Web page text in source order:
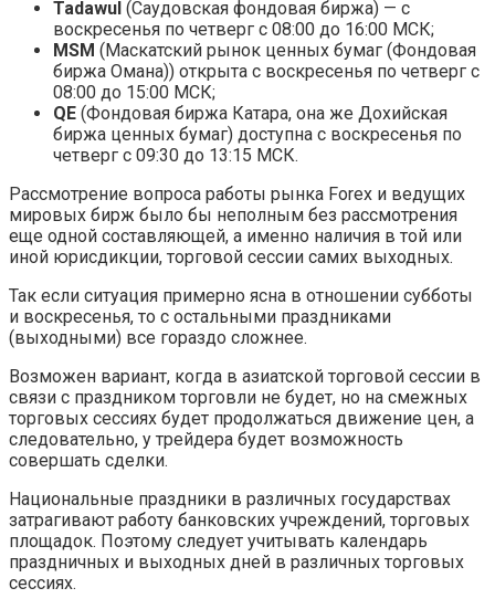
Tadawul (Саудовская фондовая биржа) — с
воскресенья по четверг с 08:00 до 16:00 МСК;
MSM (Маскатский рынок ценных бумаг (Фондовая
биржа Омана)) открыта с воскресенья по четверг с
08:00 до 15:00 МСК;
QE (Фондовая биржа Катара, она же Дохийская
биржа ценных бумаг) доступна с воскресенья по
четверг c 09:30 до 13:15 МСК.
Рассмотрение вопроса работы рынка Forex и ведущих
мировых бирж было бы неполным без рассмотрения
еще одной составляющей, а именно наличия в той или
иной юрисдикции, торговой сессии самих выходных.
Так если ситуация примерно ясна в отношении субботы
и воскресенья, то с остальными праздниками
(выходными) все гораздо сложнее.
Возможен вариант, когда в азиатской торговой сессии в
связи с праздником торговли не будет, но на смежных
торговых сессиях будет продолжаться движение цен, а
следовательно, у трейдера будет возможность
совершать сделки.
Национальные праздники в различных государствах
затрагивают работу банковских учреждений, торговых
площадок. Поэтому следует учитывать календарь
праздничных и выходных дней в различных торговых
сессиях.